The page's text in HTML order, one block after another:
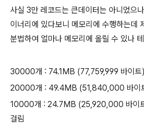
사실 3만 레코드는 큰데이터는 아니었으
이너리에 있다보니 메모리에 수행하는데
분법하여 얼마나 메모리에 올릴 수 있나
30000개 : 74.1MB (77,759,999 바이트
20000개 : 49.4MB (51,840,000 바이
10000개 : 24.7MB (25,920,000 바이
걸림